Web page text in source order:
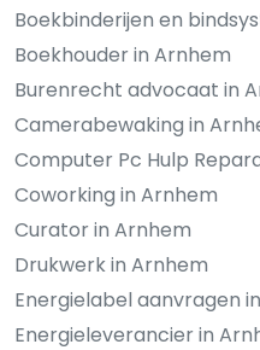
Boekbinderijen en
Boekhouder in Arnhem
Burenrecht advocaat in
Camerabewaking in
Computer Pc Hulp
Coworking in Arnhem
Curator in Arnhem
Drukwerk in Arnhem
Energielabel aanvragen
Energieleverancier in